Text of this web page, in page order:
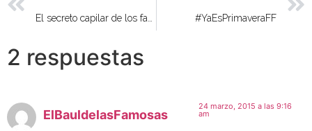
#YaEsPrimaveraFF
2 respuestas
ElBauldelasFamosas
24 marzo, 2015 a las 9:16
am